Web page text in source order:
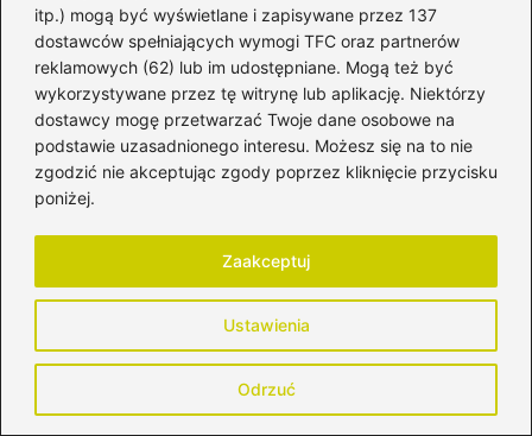
itp.) mogą być wyświetlane i zapisywane przez 137
dostawców spełniających wymogi TFC oraz partnerów
reklamowych (62) lub im udostępniane. Mogą też być
wykorzystywane przez tę witrynę lub aplikację. Niektórzy
dostawcy mogę przetwarzać Twoje dane osobowe na
podstawie uzasadnionego interesu. Możesz się na to nie
zgodzić nie akceptując zgody poprzez kliknięcie przycisku
poniżej.
Ustawienia
Odrzuć
Zaakceptuj
Witryna internetowa
Zapamiętaj moje dane w tej przeglądarce
podczas pisania kolejnych komentarzy.
Poczytaj więcej